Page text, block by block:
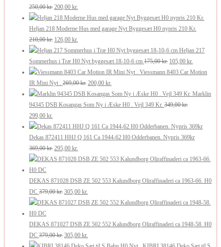
250,00 kr..200,00 kr..
250,00kr. Den
oprindelige
pris
var:
250,00 kr..
200,00 kr.
aktuelle
pris
200,00 kr..
Heljan 218 Moderne Hus med garage Nyt Byggesæt H0 nypris 210 Kr.
210,00kr. Den
oprindelige
pris
var:
210,00 kr..
126,00 kr.
aktuelle
pris
er:
126,00 kr..
Heljan 217
Sommerhus i Træ H0 Nyt byggesæt 18-10-6 cm 175,00kr. Den
oprindelige
var:
175,00 kr..
105,00 kr.
aktuelle
er:
105,00 kr..
Viessmann 8403 Car Motion
IR Mini Nyt .
269,00kr. Den
oprindelige
pris
269,00 kr..
200,00 kr.
aktuelle
pris
200,00 kr..
Marklin
94345 DSB Kosangas Som Ny i Æske H0 . Vejl 349 Kr. 349,00kr.
Den
oprindelige
pris
var:
349,00 kr..
299,00 kr.
aktuelle
pris
er:
299,00 kr..
Dekas 872411 HHJ Q 161 Ca 1944-62 H0 Odderbanen. Nypris 369kr
369,00kr. Den
oprindelige
var:
369,00 kr..
295,00 kr.
aktuelle
er:
295,00 kr..
DEKAS 871028 DSB ZE 502 553 Kalundborg Oliraffinaderi ca 1963-66. H0
DC 379,00kr. Den
oprindelige
var:
379,00 kr..
305,00 kr.
aktuelle
er:
DEKAS 871027 DSB ZE 502 552 Kalundborg Oliraffinaderi ca 1948-58. H0
DC 379,00kr. Den
oprindelige
305,00 kr.
aktuelle